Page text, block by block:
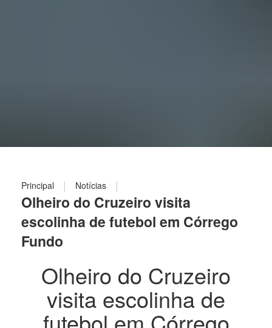
Principal | Notícias |
Olheiro do Cruzeiro visita
escolinha de futebol em Córrego
Fundo
Olheiro do Cruzeiro
visita escolinha de